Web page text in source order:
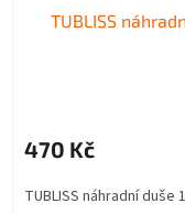
TUBLISS
470 Kč
TUBLISS náhradní duše